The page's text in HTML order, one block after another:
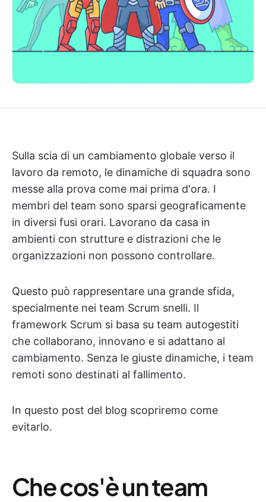
Sulla scia di un cambiamento globale verso il
lavoro da remoto, le dinamiche di squadra sono
messe alla prova come mai prima d'ora. I
membri del team sono sparsi geograficamente
in diversi fusi orari. Lavorano da casa in
ambienti con strutture e distrazioni che le
organizzazioni non possono controllare.
Questo può rappresentare una grande sfida,
specialmente nei team Scrum snelli. Il
framework Scrum si basa su team autogestiti
che collaborano, innovano e si adattano al
cambiamento. Senza le giuste dinamiche, i team
remoti sono destinati al fallimento.
In questo post del blog scopriremo come
evitarlo.
Che cos'è un team